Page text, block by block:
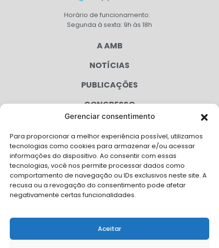
Gerenciar consentimento
Para proporcionar a melhor experiência possível, utilizamos
tecnologias como cookies para armazenar e/ou acessar
informações do dispositivo. Ao consentir com essas
tecnologias, você nos permite processar dados como
comportamento de navegação ou IDs exclusivos neste site. A
recusa ou a revogação do consentimento pode afetar
negativamente certas funcionalidades.
Aceitar
Horário de funcionamento:
Segunda à sexta: 9h às 18h
A AMB
NOTÍCIAS
PUBLICAÇÕES
CONGRESSO
CAMPANHAS
SERVIÇOS
FILIADAS
FALE CONOSCO
Solicite Apoio Institucional da AMB para o seu evento